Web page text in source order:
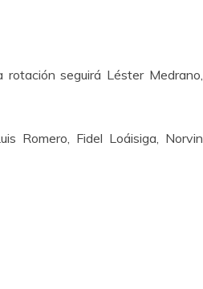
seguirá Léster Medrano,
Romero, Fidel Loáisiga, Norvin